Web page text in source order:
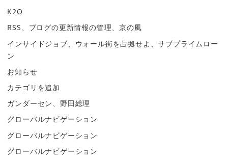
K2O
RSS、ブログの更新情報の管理、京の風
インサイドジョブ、ウォール街を占拠せよ、サブプライムロー
ン
お知らせ
カテゴリを追加
ガンダーセン、野田総理
グローバルナビゲーション
グローバルナビゲーション
グローバルナビゲーション